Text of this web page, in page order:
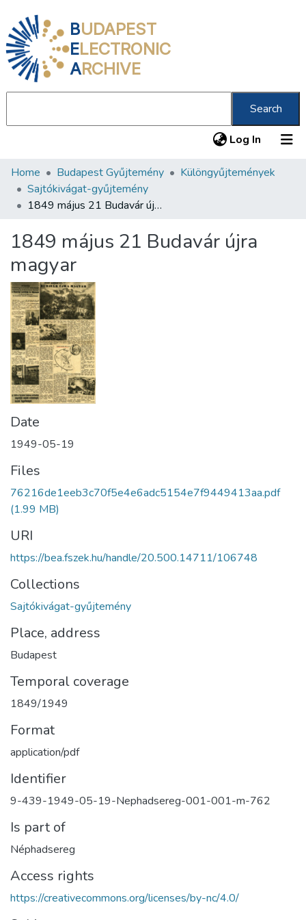
BUDAPEST
ELECTRONIC
ARCHIVE
Search
Log In (current)
Communities & Collections
All of DSpace
Home Budapest Gyűjtemény
Különgyűjtemények
Sajtókivágat-gyűjtemény
1849 május 21 Budavár újra magyar
1849 május 21 Budavár újra
magyar
Date
1949-05-19
Files
76216de1eeb3c70f5e4e6adc5154e7f9449413aa.pdf
(1.99 MB)
URI
https://bea.fszek.hu/handle/20.500.14711/106748
Collections
Sajtókivágat-gyűjtemény
Place, address
Budapest
Temporal coverage
1849/1949
Format
application/pdf
Identifier
9-439-1949-05-19-Nephadsereg-001-001-m-762
Is part of
Néphadsereg
Access rights
https://creativecommons.org/licenses/by-nc/4.0/